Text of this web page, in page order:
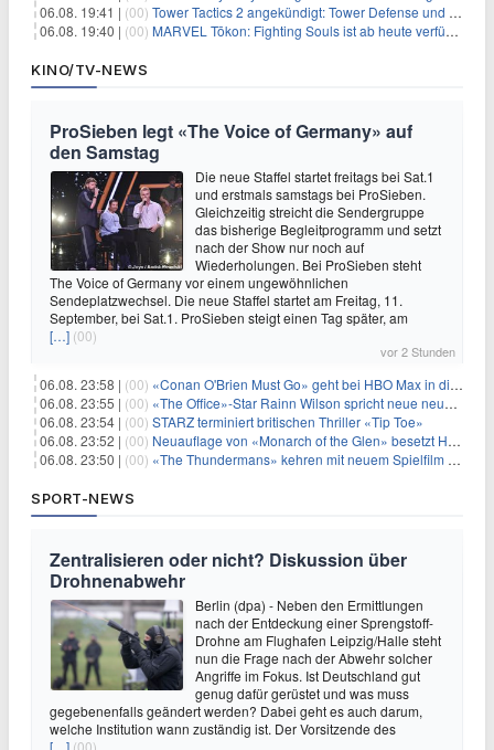
06.08. 19:41 | (00) Tower Tactics 2 angekündigt: Tower Defense und Deckbuilding Kombo kehrt zurück
06.08. 19:40 | (00) MARVEL Tōkon: Fighting Souls ist ab heute verfügbar
KINO/TV-NEWS
ProSieben legt «The Voice of Germany» auf
den Samstag
Die neue Staffel startet freitags bei Sat.1
und erstmals samstags bei ProSieben.
Gleichzeitig streicht die Sendergruppe
das bisherige Begleitprogramm und setzt
nach der Show nur noch auf
Wiederholungen. Bei ProSieben steht
The Voice of Germany vor einem ungewöhnlichen
Sendeplatzwechsel. Die neue Staffel startet am Freitag, 11.
September, bei Sat.1. ProSieben steigt einen Tag später, am
[…] (00)
vor 2 Stunden
06.08. 23:58 | (00) «Conan O'Brien Must Go» geht bei HBO Max in die dritte Runde
06.08. 23:55 | (00) «The Office»-Star Rainn Wilson spricht neue neuseeländische Serie «Settling»
06.08. 23:54 | (00) STARZ terminiert britischen Thriller «Tip Toe»
06.08. 23:52 | (00) Neuauflage von «Monarch of the Glen» besetzt Hauptrollen
06.08. 23:50 | (00) «The Thundermans» kehren mit neuem Spielfilm zurück
SPORT-NEWS
Zentralisieren oder nicht? Diskussion über
Drohnenabwehr
Berlin (dpa) - Neben den Ermittlungen
nach der Entdeckung einer Sprengstoff-
Drohne am Flughafen Leipzig/Halle steht
nun die Frage nach der Abwehr solcher
Angriffe im Fokus. Ist Deutschland gut
genug dafür gerüstet und was muss
gegebenenfalls geändert werden? Dabei geht es auch darum,
welche Institution wann zuständig ist. Der Vorsitzende des
[…] (00)